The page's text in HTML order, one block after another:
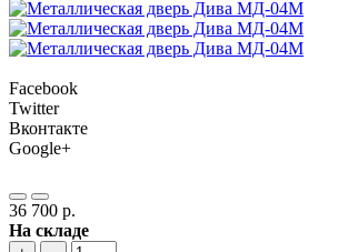
Facebook
Twitter
Вконтакте
Google+
36 700 р.
На складе